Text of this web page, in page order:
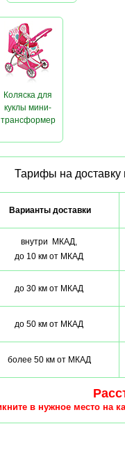
Коляска для
куклы мини-
трансформер
Тарифы на доставку
Варианты доставки
внутри МКАД,
до 10 км от МКАД
до 30 км от МКАД
до 50 км от МКАД
более 50 км от МКАД
в нужное место на